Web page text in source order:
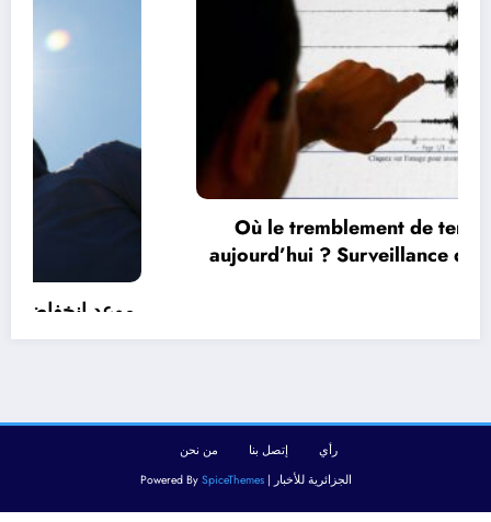
Où le tremblement de terre s’est-il produit
aujourd’hui ? Surveillance des tremblements
رأي إتصل بنا
من نحن
الجزائرية للأخبار | Powered BySpiceThemes